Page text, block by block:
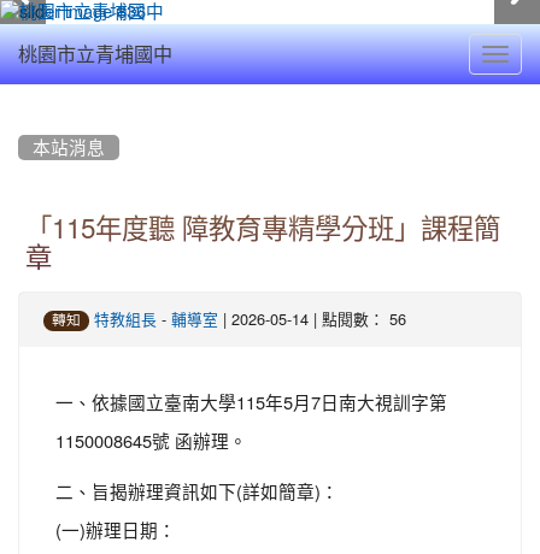
桃園市立青埔國中
本站消息
「115年度聽 障教育專精學分班」課程簡
章
轉知 特教組長 - 輔導室 | 2026-05-14 | 點閱數： 56
一、依據國立臺南大學115年5月7日南大視訓字第
1150008645號 函辦理。
二、旨揭辦理資訊如下(詳如簡章)：
(一)辦理日期：